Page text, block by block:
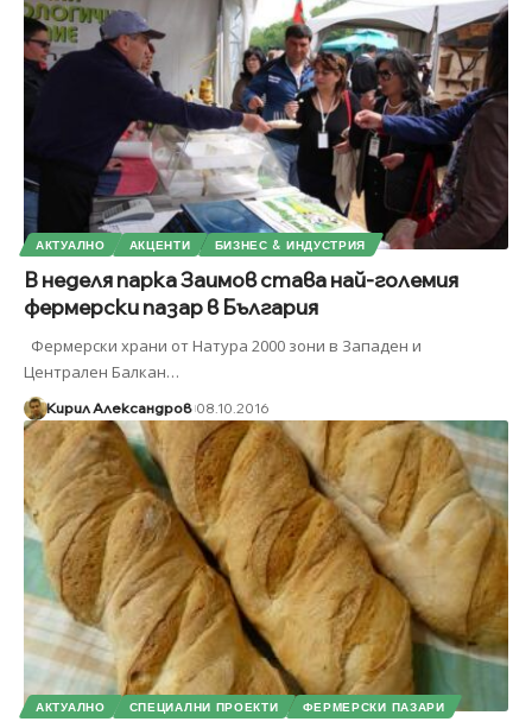
АКТУАЛНО АКЦЕНТИ БИЗНЕС & ИНДУСТРИЯ
В неделя парка Заимов става най-големия
фермерски пазар в България
Фермерски храни от Натура 2000 зони в Западен и
Централен Балкан…
Кирил Александров 08.10.2016
АКТУАЛНО СПЕЦИАЛНИ ПРОЕКТИ ФЕРМЕРСКИ ПАЗАРИ